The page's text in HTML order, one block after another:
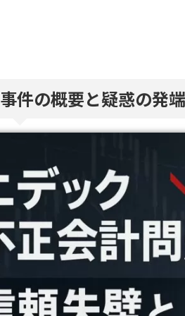
事件の概要と疑惑の発端